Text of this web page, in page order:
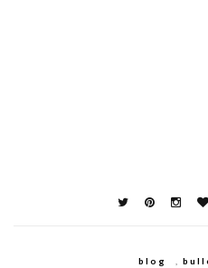
blog ,